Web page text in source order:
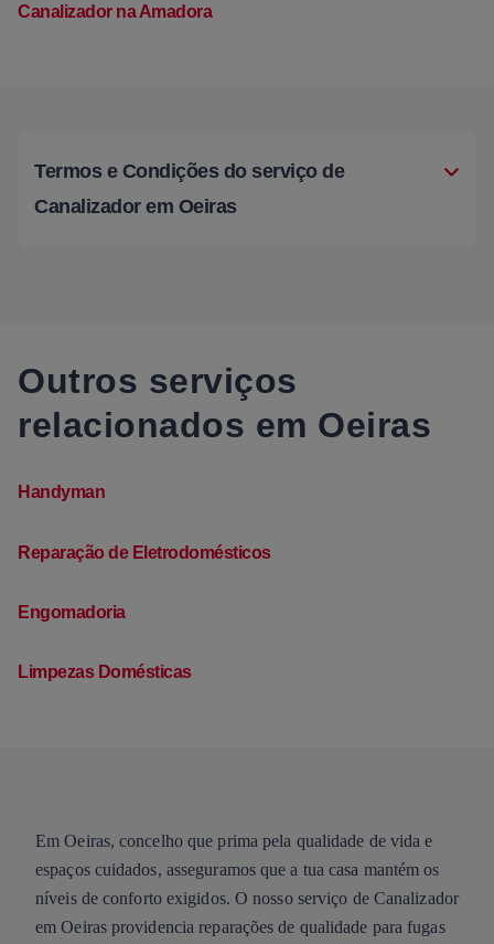
Canalizador na Amadora
Termos e Condições do serviço de
Canalizador em Oeiras
Outros serviços
relacionados em Oeiras
Handyman
Reparação de Eletrodomésticos
Engomadoria
Limpezas Domésticas
Em Oeiras, concelho que prima pela qualidade de vida e
espaços cuidados, asseguramos que a tua casa mantém os
níveis de conforto exigidos. O nosso serviço de Canalizador
em Oeiras providencia reparações de qualidade para fugas